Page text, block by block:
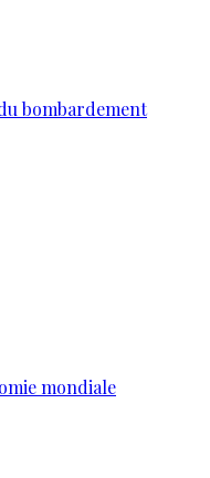
bombardement
mondiale